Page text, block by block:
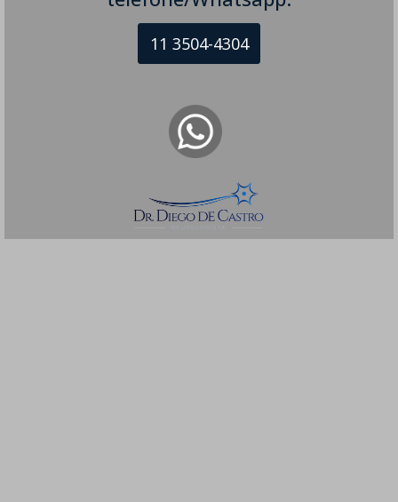
11 3504-4304